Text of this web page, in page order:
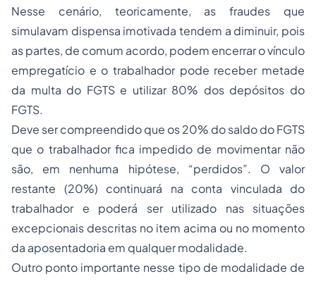
Nesse cenário, teoricamente, as fraudes que
simulavam dispensa imotivada tendem a diminuir, pois
as partes, de comum acordo, podem encerrar o vínculo
empregatício e o trabalhador pode receber metade
da multa do FGTS e utilizar 80% dos depósitos do
FGTS.
Deve ser compreendido que os 20% do saldo do FGTS
que o trabalhador fica impedido de movimentar não
são, em nenhuma hipótese, “perdidos”. O valor
restante (20%) continuará na conta vinculada do
trabalhador e poderá ser utilizado nas situações
excepcionais descritas no item acima ou no momento
da aposentadoria em qualquer modalidade.
Outro ponto importante nesse tipo de modalidade de